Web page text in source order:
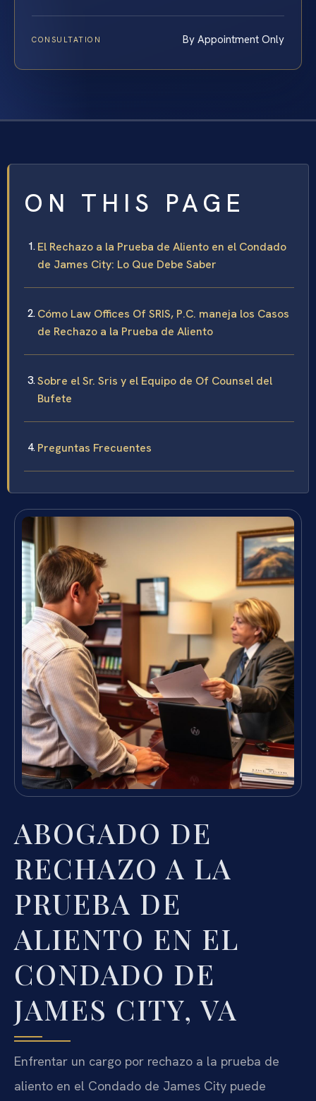
CONSULTATION By Appointment Only
ON THIS PAGE
El Rechazo a la Prueba de Aliento en el Condado
de James City: Lo Que Debe Saber
Cómo Law Offices Of SRIS, P.C. maneja los Casos
de Rechazo a la Prueba de Aliento
Sobre el Sr. Sris y el Equipo de Of Counsel del
Bufete
Preguntas Frecuentes
ABOGADO DE
RECHAZO A LA
PRUEBA DE
ALIENTO EN EL
CONDADO DE
JAMES CITY, VA
Enfrentar un cargo por rechazo a la prueba de
aliento en el Condado de James City puede